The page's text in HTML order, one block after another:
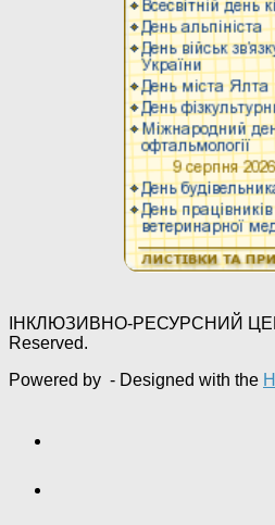
ІНКЛЮЗИВНО-РЕСУРСНИЙ
Reserved.
Powered by - Designed with the